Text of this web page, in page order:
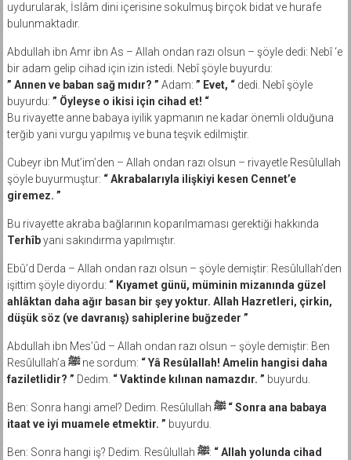
uydurularak, İslâm dini içerisine sokulmuş birçok bidat ve hurafe
bulunmaktadır.
Abdullah ibn Amr ibn As – Allah ondan razı olsun – şöyle dedi: Nebî ‘e
bir adam gelip cihad için izin istedi. Nebî şöyle buyurdu:
” Annen ve baban sağ mıdır? ” Adam: ” Evet, “dedi. Nebî şöyle
buyurdu: ” Öyleyse o ikisi için cihad et! “
Bu rivayette anne babaya iyilik yapmanın ne kadar önemli olduğuna
terğib yani vurgu yapılmış ve buna teşvik edilmiştir.
Cubeyr ibn Mut’im’den – Allah ondan razı olsun – rivayetle Resûlullah
şöyle buyurmuştur: “ Akrabalarıyla ilişkiyi kesen Cennet’e
giremez. ”
Bu rivayette akraba bağlarının koparılmaması gerektiği hakkında
Terhîbyani sakındırma yapılmıştır.
Ebû’d Derda – Allah ondan razı olsun – şöyle demiştir: Resûlullah’den
işittim şöyle diyordu: “ Kıyamet günü, müminin mizanında güzel
ahlâktan daha ağır basan bir şey yoktur. Allah Hazretleri, çirkin,
düşük söz (ve davranış) sahiplerine buğzeder ”
Abdullah ibn Mes’ûd – Allah ondan razı olsun – şöyle demiştir: Ben
Resûlullah’a ﷺne sordum: “ Yâ Resûlallah! Amelin hangisi daha
faziletlidir? ” Dedim. “ Vaktinde kılınan namazdır. ” buyurdu.
Ben: Sonra hangi amel? Dedim. Resûlullah ﷺ “ Sonra ana babaya
itaat ve iyi muamele etmektir. ” buyurdu.
Ben: Sonra hangi iş? Dedim. Resûlullah ﷺ: “ Allah yolunda cihad